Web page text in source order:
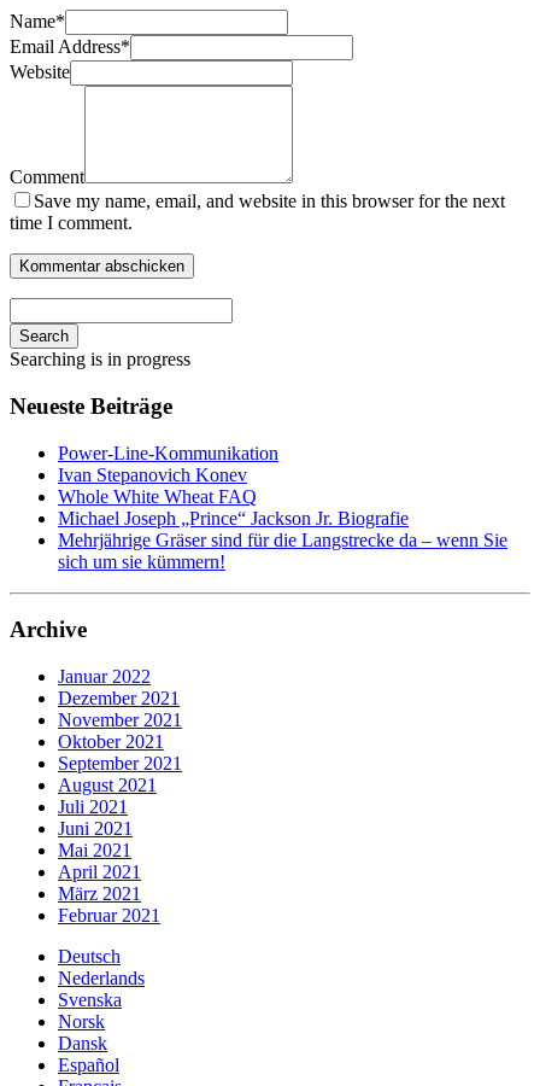
Name*
Email Address*
Website
Comment
Save my name, email, and website in this browser for the next
time I comment.
Search
Searching is in progress
Neueste Beiträge
Power-Line-Kommunikation
Ivan Stepanovich Konev
Whole White Wheat FAQ
Michael Joseph „Prince“ Jackson Jr. Biografie
Mehrjährige Gräser sind für die Langstrecke da – wenn Sie
sich um sie kümmern!
Archive
Januar 2022
Dezember 2021
November 2021
Oktober 2021
September 2021
August 2021
Juli 2021
Juni 2021
Mai 2021
April 2021
März 2021
Februar 2021
Deutsch
Nederlands
Svenska
Norsk
Dansk
Español